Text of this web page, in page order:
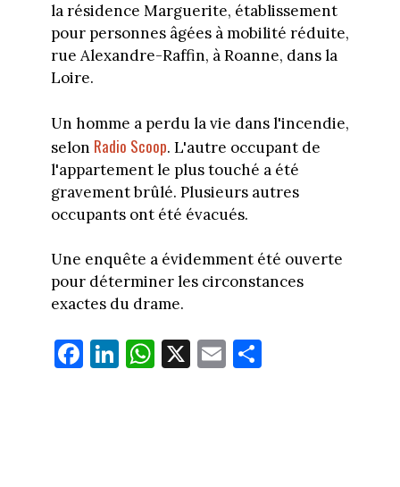
la résidence Marguerite, établissement
pour personnes âgées à mobilité réduite,
rue Alexandre-Raffin, à Roanne, dans la
Loire.
Un homme a perdu la vie dans l'incendie,
selon Radio Scoop. L'autre occupant de
l'appartement le plus touché a été
gravement brûlé. Plusieurs autres
occupants ont été évacués.
Une enquête a évidemment été ouverte
pour déterminer les circonstances
exactes du drame.
Fa
ce
Li
nk
W
ha
X E
m
Pa
rt